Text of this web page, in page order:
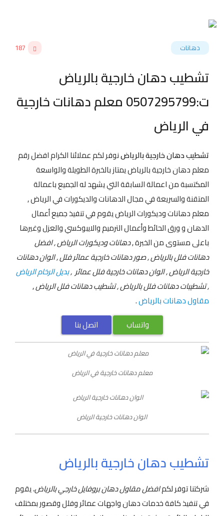
دهانات 187
تشطيب دهان خارجية بالرياض
ت:0507295799 معلم دهانات خارجية
في الرياض
تشطيب دهان خارجية بالرياضنوفر لكم عملائنا الكرام افضل رقم
معلم دهان خارجية بالرياض يمتاز بالخبرة الطويلة والواسعة
المكتسبة من اعمالة السابقة التي يشهد له الجميع باعمالة
المتقنة والسريعة في مجال الدهانات والديكورات في الرياض ,
معلم دهانات وديكورات الرياض يقوم في تنفيذ جميع أعمال
الدهان و ورق الحائط وأعمال الترميم والايبوكسي والعزل وغيرها
باعلى مستوى من الخبرة ,دهانات وديكورات الرياض , افضل
دهانات فلل بالرياض , صور دهانات خارجية عمائر فلل , الوان دهانات
خارجية الرياض , الوان دهانات خارجية فلل عمائر ,بديل الرخام الرياض
, تشطيبات دهانات فلل بالرياض , تشطيب دهانات فلل الرياض,
مقاول دهانات بالرياض.
واتساب
اتصل بنا
معلم دهانات خارجية في الرياض
الوان دهانات خارجية الرياض
تشطيب دهان خارجية بالرياض
شركتنا توفر لكمافضل مقاول دهان بروفايل خارجي بالرياض، يقوم
في تنفيذ كافة خدمات دهان واجهات عمائر وفلل وقصور بمختلف